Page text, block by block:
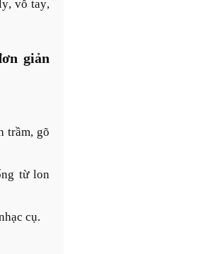
vỗ tay,
giản
trầm, gõ
từ lon
cụ.